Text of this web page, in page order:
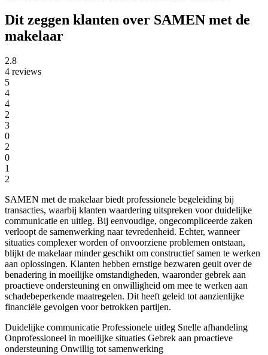
Dit zeggen klanten over SAMEN met de
makelaar
2.8
4 reviews
5
4
4
2
3
0
2
0
1
2
SAMEN met de makelaar biedt professionele begeleiding bij
transacties, waarbij klanten waardering uitspreken voor duidelijke
communicatie en uitleg. Bij eenvoudige, ongecompliceerde zaken
verloopt de samenwerking naar tevredenheid. Echter, wanneer
situaties complexer worden of onvoorziene problemen ontstaan,
blijkt de makelaar minder geschikt om constructief samen te werken
aan oplossingen. Klanten hebben ernstige bezwaren geuit over de
benadering in moeilijke omstandigheden, waaronder gebrek aan
proactieve ondersteuning en onwilligheid om mee te werken aan
schadebeperkende maatregelen. Dit heeft geleid tot aanzienlijke
financiële gevolgen voor betrokken partijen.
Duidelijke communicatie Professionele uitleg Snelle afhandeling
Onprofessioneel in moeilijke situaties Gebrek aan proactieve
ondersteuning Onwillig tot samenwerking